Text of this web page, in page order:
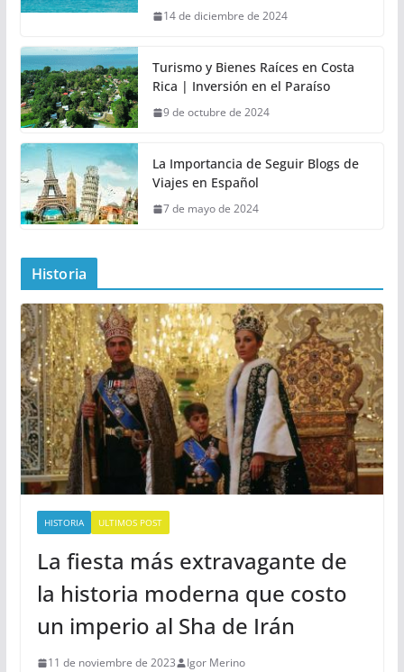
14 de diciembre de 2024
Turismo y Bienes Raíces en Costa
Rica | Inversión en el Paraíso
9 de octubre de 2024
La Importancia de Seguir Blogs de
Viajes en Español
7 de mayo de 2024
Historia
HISTORIA ULTIMOS POST
La fiesta más extravagante de
la historia moderna que costo
un imperio al Sha de Irán
11 de noviembre de 2023 Igor Merino